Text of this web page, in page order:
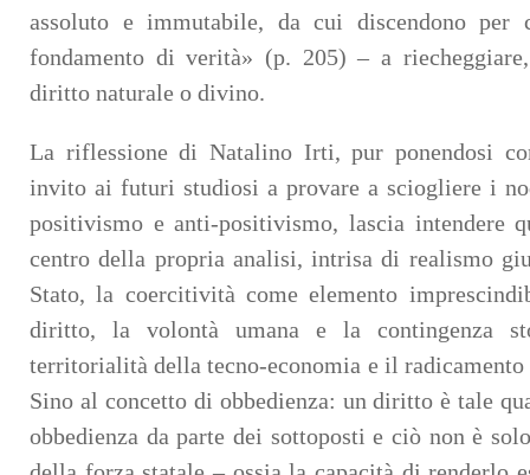
assoluto e immutabile, da cui discendono per
fondamento di verità» (p. 205) – a
diritto naturale o divino.
La riflessione di Natalino Irti, pur ponendosi
invito ai futuri studiosi a provare a sciogliere i
positivismo e anti-positivismo, lascia intendere
centro della propria analisi, intrisa di realismo
Stato, la coercitività come elemento
diritto, la volontà umana e la contingenza
territorialità della tecno-economia e il radicamento
Sino al concetto di obbedienza: un diritto è tale
obbedienza da parte dei sottoposti e ciò non è